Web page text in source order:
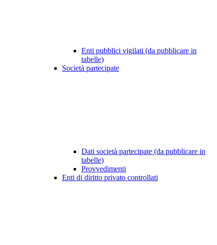
Enti pubblici vigilati (da pubblicare in
tabelle)
Società partecipate
Dati società partecipate (da pubblicare in
tabelle)
Provvedimenti
Enti di diritto privato controllati